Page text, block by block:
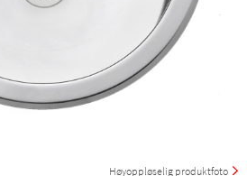
Høyoppløselig produktfoto